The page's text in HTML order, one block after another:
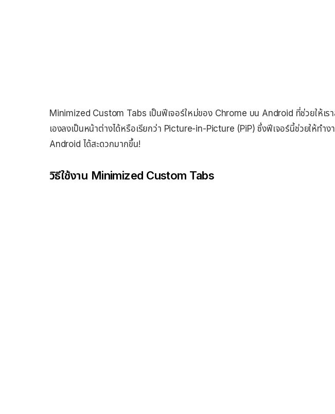
Minimized Custom Tabs เป็นฟีเจอร์ใหม่ของ Chrome บน Android ที่ช่วยให้เร
เองลงเป็นหน้าต่างได้หรือเรียกว่า Picture-in-Picture (PiP) ซึ่งฟีเจอร์นี้ช่วยให้ทำ
Android ได้สะดวกมากขึ้น!
วิธีใช้งาน Minimized Custom Tabs